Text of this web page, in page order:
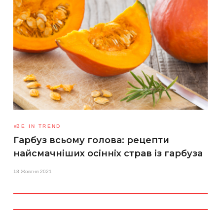
BE IN TREND
Гарбуз всьому голова: рецепти
найсмачніших осінніх страв із гарбуза
18 Жовтня 2021